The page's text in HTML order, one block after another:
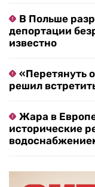
В Польше
депортации
известно
«Перетянуть
решил
Жара в
исторические